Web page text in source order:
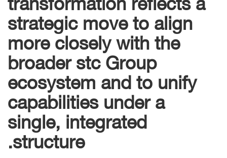
strategic move to align
more closely with the
broader stc Group
ecosystem and to unify
capabilities under a
single, integrated
structure.